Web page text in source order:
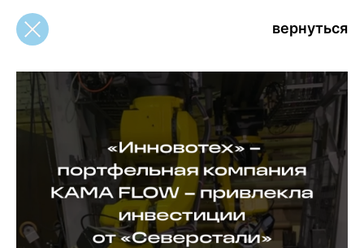
вернуться вернуться